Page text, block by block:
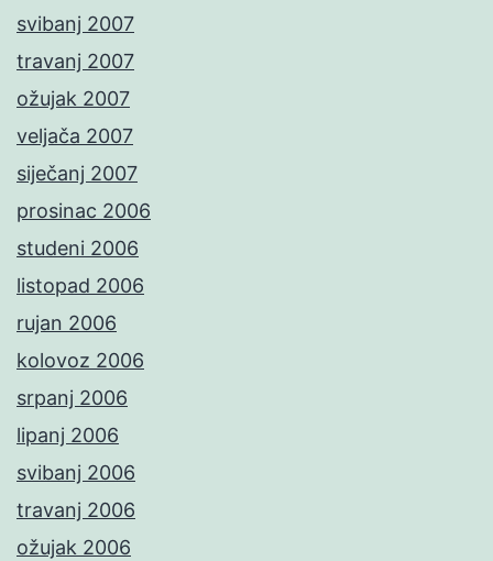
svibanj 2007
travanj 2007
ožujak 2007
veljača 2007
siječanj 2007
prosinac 2006
studeni 2006
listopad 2006
rujan 2006
kolovoz 2006
srpanj 2006
lipanj 2006
svibanj 2006
travanj 2006
ožujak 2006